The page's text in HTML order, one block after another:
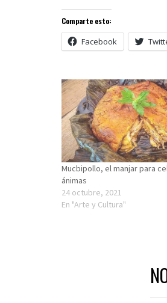
Comparte esto:
Facebook
Mucbipollo, el manjar para
ánimas
24 octubre, 2021
En "Arte y Cultura"